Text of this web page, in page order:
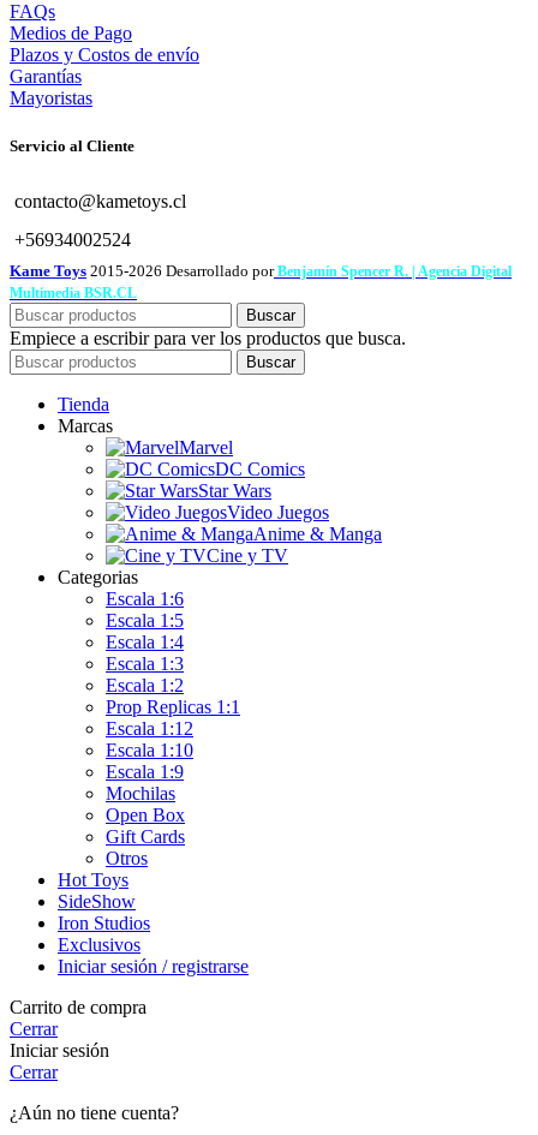
FAQs
Medios de Pago
Plazos y Costos de envío
Garantías
Mayoristas
Servicio al Cliente
contacto@kametoys.cl
+56934002524
Kame Toys 2015-2026 Desarrollado porBenjamín Spencer R. | Agencia Digital
Multimedia BSR.CL
Buscar
Empiece a escribir para ver los productos que busca.
Buscar
Tienda
Marcas
Marvel
DC Comics
Star Wars
Video Juegos
Anime & Manga
Cine y TV
Categorias
Escala 1:6
Escala 1:5
Escala 1:4
Escala 1:3
Escala 1:2
Prop Replicas 1:1
Escala 1:12
Escala 1:10
Escala 1:9
Mochilas
Open Box
Gift Cards
Otros
Hot Toys
SideShow
Iron Studios
Exclusivos
Iniciar sesión / registrarse
Carrito de compra
Cerrar
Iniciar sesión
Cerrar
¿Aún no tiene cuenta?